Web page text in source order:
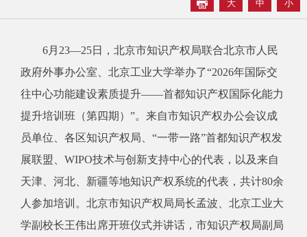
大
中 小
6月23—25日，北京市知识产权局联合北京市人民
政府外事办公室、北京工业大学举办了“2026年国际交
往中心功能建设素质提升——首都知识产权国际化能力
提升培训班（第四期）”。来自市知识产权办公会议成
员单位、各区知识产权局、“一带一路”首都知识产权发
展联盟、WIPO技术与创新支持中心的代表，以及来自
天津、河北、新疆等地知识产权系统的代表，共计80余
人参加培训。北京市知识产权局局长孟波、北京工业大
学副校长王伟出席开班仪式并讲话，市知识产权局副局